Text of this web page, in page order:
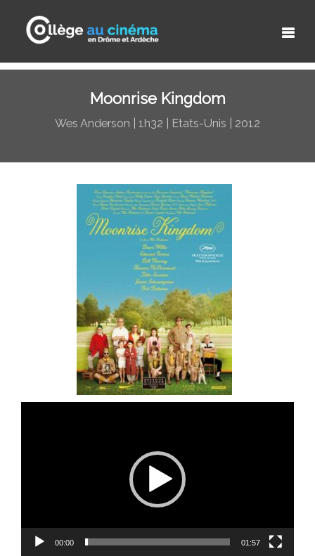
Moonrise Kingdom
Wes Anderson | 1h32 | Etats-Unis | 2012
00:00 01:57